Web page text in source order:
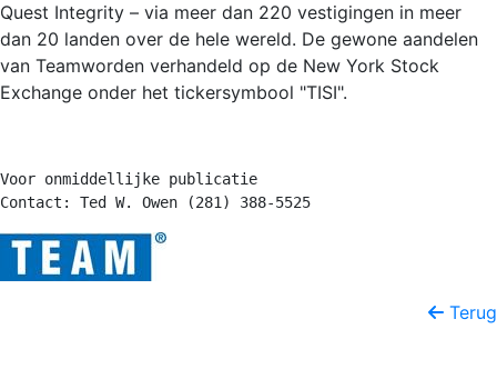
Quest Integrity – via meer dan 220 vestigingen in meer
dan 20 landen over de hele wereld. De gewone aandelen
van Teamworden verhandeld op de New York Stock
Exchange onder het tickersymbool "TISI".
Voor onmiddellijke publicatie
Terug